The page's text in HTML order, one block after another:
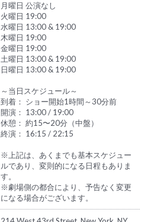
月曜日 公演なし
火曜日 19:00
水曜日 13:00 & 19:00
木曜日 19:00
金曜日 19:00
土曜日 13:00 & 19:00
日曜日 13:00 & 19:00
～当日スケジュール～
到着： ショー開始1時間～30分前
開演： 13:00 / 19:00
休憩： 約15〜20分（中盤）
終演： 16:15 / 22:15
※上記は、あくまでも基本スケジュー
ルであり、変則的になる日程もありま
す。
※劇場側の都合により、予告なく変更
になる場合がございます。